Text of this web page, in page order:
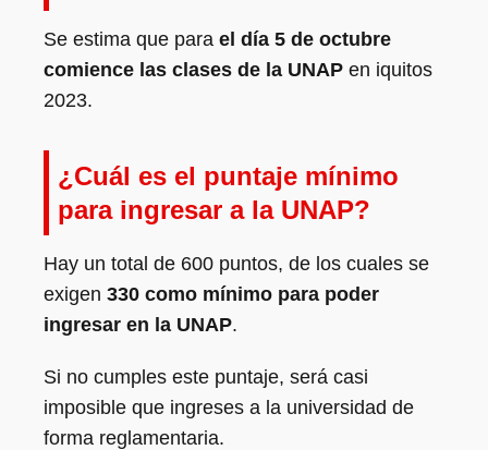
Se estima que para el día 5 de octubre
comience las clases de la UNAP en iquitos
2023.
¿Cuál es el puntaje mínimo
para ingresar a la UNAP?
Hay un total de 600 puntos, de los cuales se
exigen 330 como mínimo para poder
ingresar en la UNAP.
Si no cumples este puntaje, será casi
imposible que ingreses a la universidad de
forma reglamentaria.